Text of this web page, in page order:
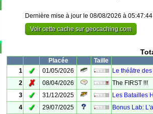
Dernière mise à jour le 08/08/2026 à 05:47:44
Voir cette cache sur geocaching.com
Placée
Taille
1
✓ 01/05/2026
Le théâtre
2
✗ 08/04/2026
The FIRST !!!
3
✓ 31/12/2025
Les Batailles
4
✓ 29/07/2025
Bonus Lab: